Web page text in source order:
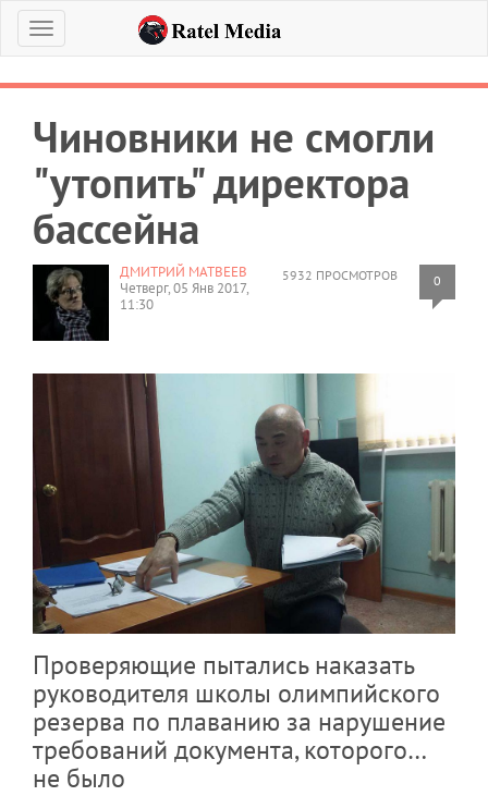
Меню
Чиновники не смогли
"утопить" директора
бассейна
5932 ПРОСМОТРОВ 0
ДМИТРИЙ МАТВЕЕВ
Четверг, 05 Янв 2017,
11:30
Проверяющие пытались наказать
руководителя школы олимпийского
резерва по плаванию за нарушение
требований документа, которого…
не было